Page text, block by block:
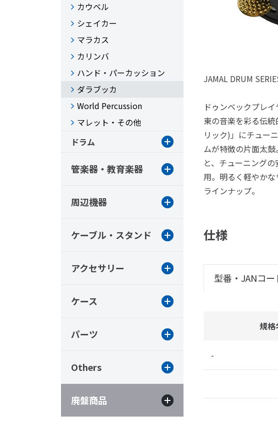
JAMAL DRUM
ドゥンベックプレ
東の音楽を彩る伝
リック)」にチュー
ムが特徴の片面太
と、チューニング
用。明るく軽やか
ラインナップ。
仕様
型番・JANコー
規格
-
カウベル
シェイカー
マラカス
カリンバ
ハンド・パーカッション
ダラブッカ
World Percussion
マレット・その他
ドラム
管楽器・教育楽器
周辺機器
ケーブル・スタンド
アクセサリー
ケース
パーツ
Others
廃盤商品